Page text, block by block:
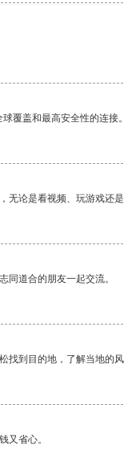
覆盖和最高安全性的连接。
无论是看视频、玩游戏还
同道合的朋友一起交流。
找到目的地，了解当地的风
又省心。